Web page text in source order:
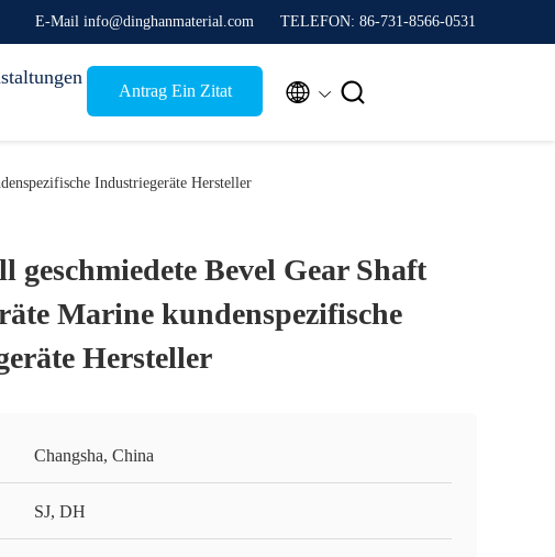
E-Mail info@dinghanmaterial.com TELEFON: 86-731-8566-0531
Antrag Ein Zitat  
Industriegeräte Hersteller
geschmiedete Bevel Gear Shaft
Marine kundenspezifische
Hersteller
Changsha, China
SJ, DH